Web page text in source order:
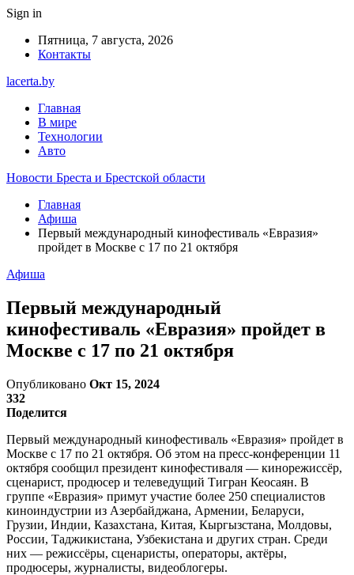
Sign in
Пятница, 7 августа, 2026
Контакты
lacerta.by
Главная
В мире
Технологии
Авто
Новости Бреста и Брестской области
Главная
Афиша
Первый международный кинофестиваль «Евразия»
пройдет в Москве с 17 по 21 октября
Афиша
Первый международный
кинофестиваль «Евразия» пройдет в
Москве с 17 по 21 октября
Опубликовано Окт 15, 2024
332
Поделится
Первый международный кинофестиваль «Евразия» пройдет в
Москве с 17 по 21 октября. Об этом на пресс-конференции 11
октября сообщил президент кинофестиваля — кинорежиссёр,
сценарист, продюсер и телеведущий Тигран Кеосаян. В
группе «Евразия» примут участие более 250 специалистов
киноиндустрии из Азербайджана, Армении, Беларуси,
Грузии, Индии, Казахстана, Китая, Кыргызстана, Молдовы,
России, Таджикистана, Узбекистана и других стран. Среди
них — режиссёры, сценаристы, операторы, актёры,
продюсеры, журналисты, видеоблогеры.